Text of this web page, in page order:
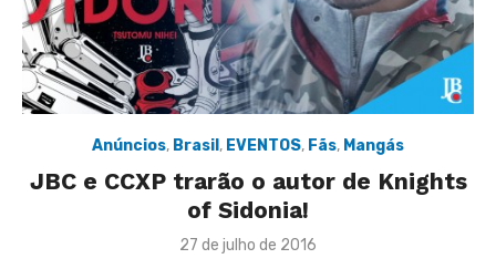
Anúncios, Brasil , EVENTOS, Fãs, Mangás
JBC e CCXP trarão o autor de Knights
of Sidonia!
Posted
27 de julho de 2016